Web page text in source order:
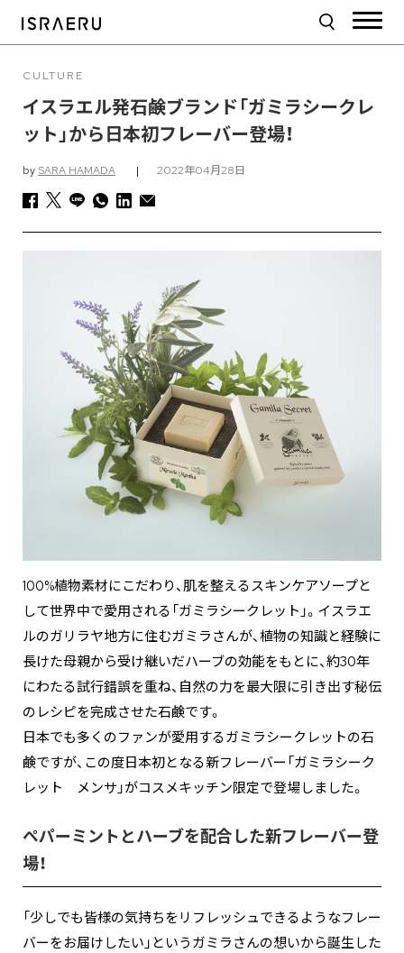
CULTURE
イスラエル発石鹸ブランド「ガミラシークレ
ット」から日本初フレーバー登場！
by SARA HAMADA | 2022年04月28日
100%植物素材にこだわり、肌を整えるスキンケアソープと
して世界中で愛用される「ガミラシークレット」。イスラエ
ルのガリラヤ地方に住むガミラさんが、植物の知識と経験に
長けた母親から受け継いだハーブの効能をもとに、約30年
にわたる試行錯誤を重ね、自然の力を最大限に引き出す秘伝
のレシピを完成させた石鹸です。
日本でも多くのファンが愛用するガミラシークレットの石
鹸ですが、この度日本初となる新フレーバー「ガミラシーク
レット メンサ」がコスメキッチン限定で登場しました。
ペパーミントとハーブを配合した新フレーバー登
場！
「少しでも皆様の気持ちをリフレッシュできるようなフレー
バーをお届けしたい」というガミラさんの想いから誕生した